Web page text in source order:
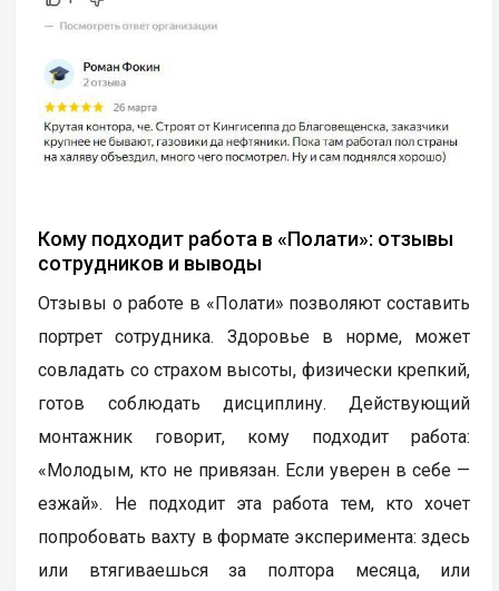
Кому подходит работа в «Полати»: отзывы
сотрудников и выводы
Отзывы о работе в «Полати» позволяют составить
портрет сотрудника. Здоровье в норме, может
совладать со страхом высоты, физически крепкий,
готов соблюдать дисциплину. Действующий
монтажник говорит, кому подходит работа:
«Молодым, кто не привязан. Если уверен в себе —
езжай». Не подходит эта работа тем, кто хочет
попробовать вахту в формате эксперимента: здесь
или втягиваешься за полтора месяца, или